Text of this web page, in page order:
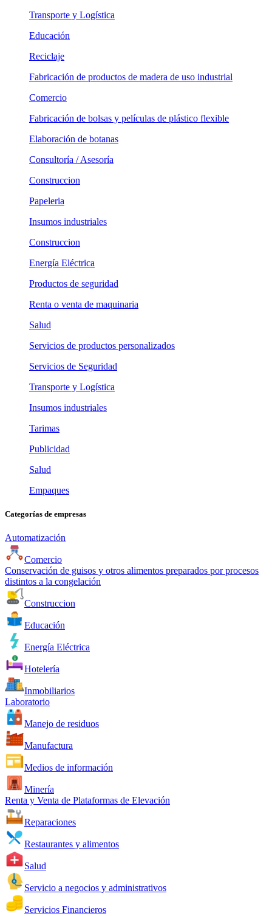
Transporte y Logística
Educación
Reciclaje
Fabricación de productos de madera de uso industrial
Comercio
Fabricación de bolsas y películas de plástico flexible
Elaboración de botanas
Consultoría / Asesoría
Construccion
Papeleria
Insumos industriales
Construccion
Energía Eléctrica
Productos de seguridad
Renta o venta de maquinaria
Salud
Servicios de productos personalizados
Servicios de Seguridad
Transporte y Logística
Insumos industriales
Tarimas
Publicidad
Salud
Empaques
Categorías de empresas
Automatización
Comercio
Conservación de guisos y otros alimentos preparados por procesos
distintos a la congelación
Construccion
Educación
Energía Eléctrica
Hotelería
Inmobiliarios
Laboratorio
Manejo de residuos
Manufactura
Medios de información
Minería
Renta y Venta de Plataformas de Elevación
Reparaciones
Restaurantes y alimentos
Salud
Servicio a negocios y administrativos
Servicios Financieros